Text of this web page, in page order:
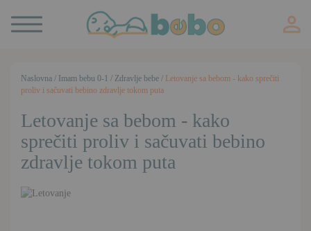
Toggle
navigation
Naslovna / Imam bebu 0-1 / Zdravlje bebe / Letovanje sa bebom - kako sprečiti
proliv i sačuvati bebino zdravlje tokom puta
Letovanje sa bebom - kako
sprečiti proliv i sačuvati bebino
zdravlje tokom puta